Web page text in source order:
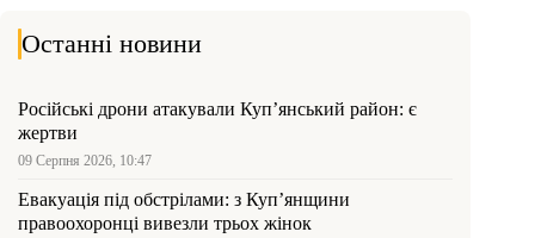
Останні новини
Російські дрони атакували Куп’янський район: є
жертви
09 Серпня 2026, 10:47
Евакуація під обстрілами: з Куп’янщини
правоохоронці вивезли трьох жінок